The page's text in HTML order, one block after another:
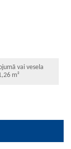
vai vesela
m²